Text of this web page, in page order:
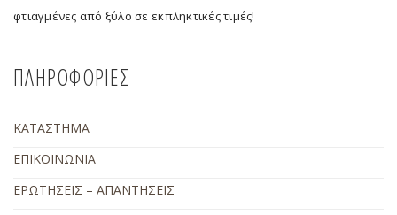
φτιαγμένες από ξύλο σε εκπληκτικές τιμές!
ΠΛΗΡΟΦΟΡΙΕΣ
ΚΑΤΑΣΤΗΜΑ
ΕΠΙΚΟΙΝΩΝΙΑ
ΕΡΩΤΗΣΕΙΣ – ΑΠΑΝΤΗΣΕΙΣ